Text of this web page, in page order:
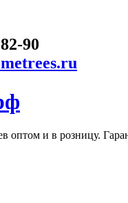
90
оптом и в розницу.